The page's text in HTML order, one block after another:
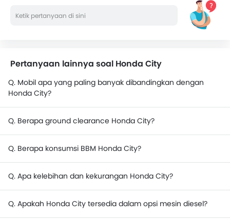
Pertanyaan lainnya soal Honda City
Q. Mobil apa yang paling banyak dibandingkan dengan
Honda City?
Q. Berapa ground clearance Honda City?
Q. Berapa konsumsi BBM Honda City?
Q. Apa kelebihan dan kekurangan Honda City?
Q. Apakah Honda City tersedia dalam opsi mesin diesel?